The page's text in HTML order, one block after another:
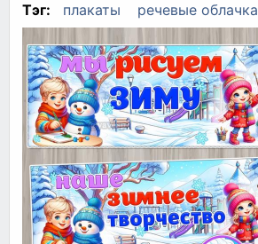
Тэг:
плакаты речевые облачка